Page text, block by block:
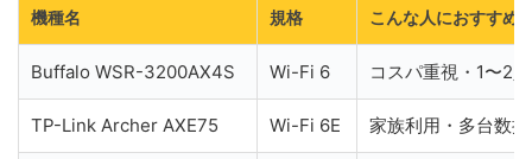
機種名 規格 こんな人におすすめ
Buffalo WSR-3200AX4S Wi-Fi 6 コスパ重視・1〜2
TP-Link Archer AXE75 Wi-Fi 6E 家族利用・多台数